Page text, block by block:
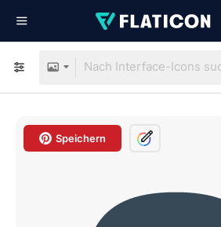
Speichern